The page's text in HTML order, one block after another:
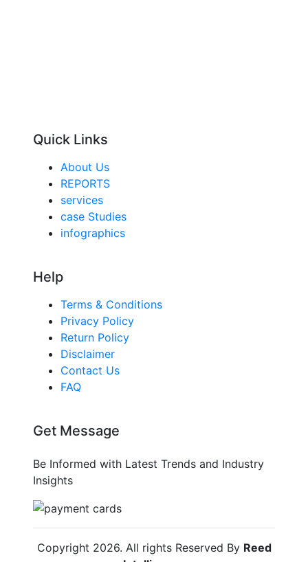
Quick Links
About Us
REPORTS
services
case Studies
infographics
Help
Terms & Conditions
Privacy Policy
Return Policy
Disclaimer
Contact Us
FAQ
Get Message
Be Informed with Latest Trends and Industry
Insights
Copyright 2026. All rights Reserved By Reed